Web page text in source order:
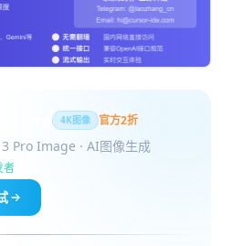
4K图像 官方2折
Pro Image · AI图像生成
者